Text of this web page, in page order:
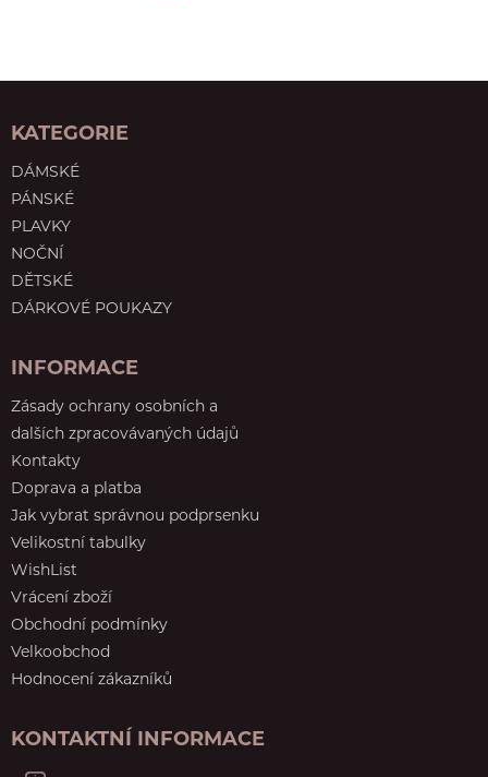
KATEGORIE
DÁMSKÉ
PÁNSKÉ
PLAVKY
NOČNÍ
DĚTSKÉ
DÁRKOVÉ POUKAZY
INFORMACE
Zásady ochrany osobních a
dalších zpracovávaných údajů
Kontakty
Doprava a platba
Jak vybrat správnou podprsenku
Velikostní tabulky
WishList
Vrácení zboží
Obchodní podmínky
Velkoobchod
Hodnocení zákazníků
KONTAKTNÍ INFORMACE